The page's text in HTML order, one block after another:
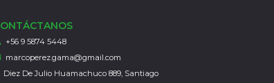
+56 9 5874 5448
marcoperez.gama@gmail.com
Diez De Julio Huamachuco 889, Santiago